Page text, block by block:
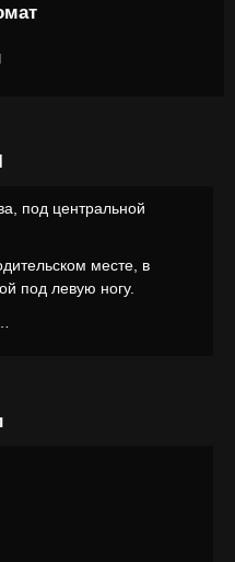
под центральной
месте, в
под левую ногу.